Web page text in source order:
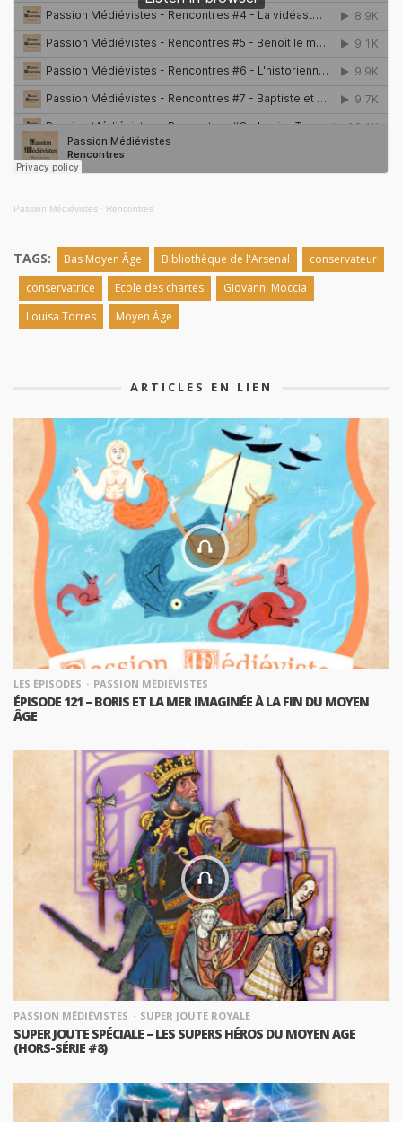
Passion Médiévistes · Rencontres
TAGS: Bas Moyen Âge Bibliothèque de l'Arsenal
conservateur
conservatrice
Ecole des chartes
Giovanni Moccia
Louisa Torres
Moyen Âge
ARTICLES EN LIEN
LES ÉPISODES PASSION MÉDIÉVISTES
ÉPISODE 121 – BORIS ET LA MER IMAGINÉE À LA FIN DU MOYEN
ÂGE
PASSION MÉDIÉVISTES SUPER JOUTE ROYALE
SUPER JOUTE SPÉCIALE – LES SUPERS HÉROS DU MOYEN AGE
(HORS-SÉRIE #8)